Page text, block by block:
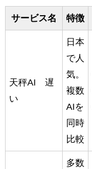
サービス名 特徴
天秤AI 遅
い
日本
で人
気。
複数
AIを
同時
比較
多数